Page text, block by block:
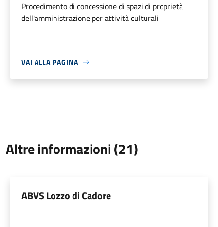
Procedimento di concessione di spazi di proprietà
dell'amministrazione per attività culturali
VAI ALLA PAGINA
Altre informazioni (21)
ABVS Lozzo di Cadore